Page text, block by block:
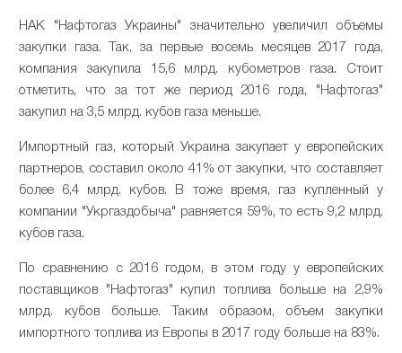
НАК "Нафтогаз Украины" значительно увеличил объемы
закупки газа. Так, за первые восемь месяцев 2017 года,
компания закупила 15,6 млрд. кубометров газа. Стоит
отметить, что за тот же период 2016 года, "Нафтогаз"
закупил на 3,5 млрд. кубов газа меньше.
Импортный газ, который Украина закупает у европейских
партнеров, составил около 41% от закупки, что составляет
более 6,4 млрд. кубов. В тоже время, газ купленный у
компании "Укргаздобыча" равняется 59%, то есть 9,2 млрд.
кубов газа.
По сравнению с 2016 годом, в этом году у европейских
поставщиков "Нафтогаз" купил топлива больше на 2,9%
млрд. кубов больше. Таким образом, объем закупки
импортного топлива из Европы в 2017 году больше на 83%.